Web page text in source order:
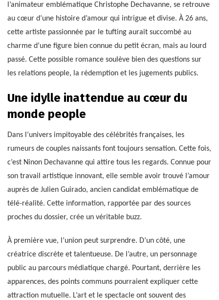
l’animateur emblématique Christophe Dechavanne, se retrouve
au cœur d’une histoire d’amour qui intrigue et divise. À 26 ans,
cette artiste passionnée par le tufting aurait succombé au
charme d’une figure bien connue du petit écran, mais au lourd
passé. Cette possible romance soulève bien des questions sur
les relations people, la rédemption et les jugements publics.
Une idylle inattendue au cœur du
monde people
Dans l’univers impitoyable des célébrités françaises, les
rumeurs de couples naissants font toujours sensation. Cette fois,
c’est Ninon Dechavanne qui attire tous les regards. Connue pour
son travail artistique innovant, elle semble avoir trouvé l’amour
auprès de Julien Guirado, ancien candidat emblématique de
télé-réalité. Cette information, rapportée par des sources
proches du dossier, crée un véritable buzz.
À première vue, l’union peut surprendre. D’un côté, une
créatrice discrète et talentueuse. De l’autre, un personnage
public au parcours médiatique chargé. Pourtant, derrière les
apparences, des points communs pourraient expliquer cette
attraction mutuelle. L’art et le spectacle ont souvent des